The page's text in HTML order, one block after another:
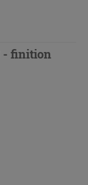
- finition